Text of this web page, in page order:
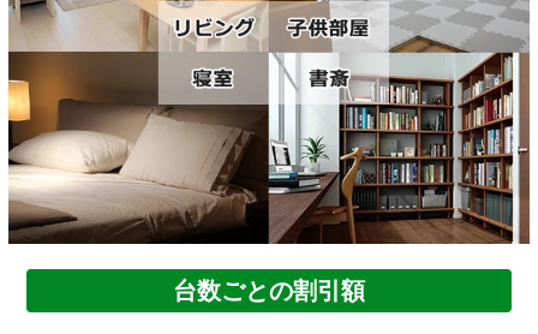
台数ごとの割引額